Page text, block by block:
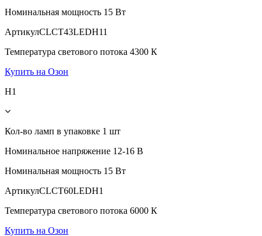
Номинальная мощность 15 Вт
АртикулCLCT43LEDH11
Температура светового потока 4300 К
Купить на Озон
H1
Кол-во ламп в упаковке 1 шт
Номинальное напряжение 12-16 В
Номинальная мощность 15 Вт
АртикулCLCT60LEDH1
Температура светового потока 6000 К
Купить на Озон